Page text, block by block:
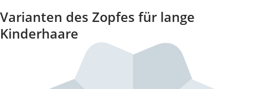
Varianten des Zopfes für lange
Kinderhaare